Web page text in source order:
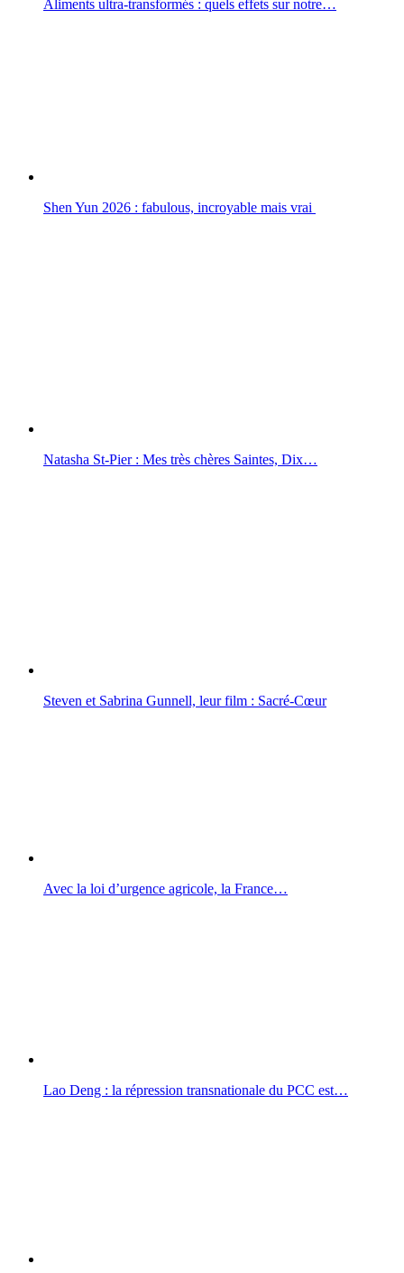
Aliments ultra-transformés : quels effets sur notre…
Shen Yun 2026 : fabulous, incroyable mais vrai
Natasha St-Pier : Mes très chères Saintes, Dix…
Steven et Sabrina Gunnell, leur film : Sacré-Cœur
Avec la loi d’urgence agricole, la France…
Lao Deng : la répression transnationale du PCC est…